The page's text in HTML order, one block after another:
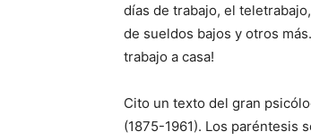
días de trabajo, el
de sueldos bajos y otros
trabajo a casa!
Cito un texto del gran
(1875-1961). Los paréntesis